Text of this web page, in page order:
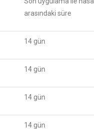
arasındaki süre
14 gün
14 gün
14 gün
14 gün